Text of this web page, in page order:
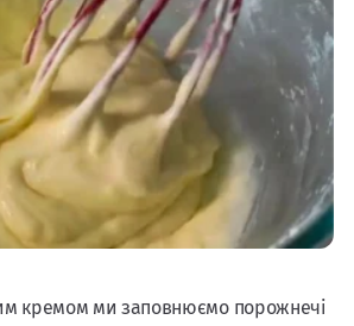
кремом ми заповнюємо порожнечі